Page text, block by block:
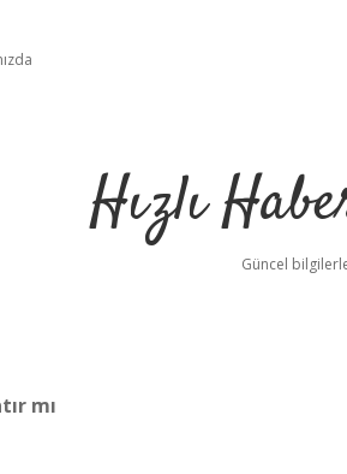
Hızlı
Güncel
mı